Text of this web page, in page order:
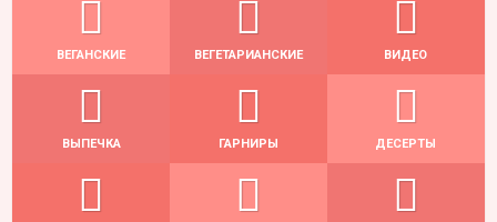
ВЕГАНСКИЕ ВЕГЕТАРИАНСКИЕ ВИДЕО
ВЫПЕЧКА ГАРНИРЫ ДЕСЕРТЫ